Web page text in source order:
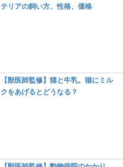
テリアの飼い方、性格、価格
【獣医師監修】猫と牛乳。猫にミル
クをあげるとどうなる？